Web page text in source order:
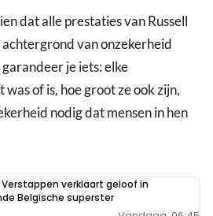
dat alle prestaties van Russell
van onzekerheid
je iets: elke
of is, hoe groot ze ook zijn,
nodig dat mensen in hen
Verstappen verklaart geloof in
Belgische superster